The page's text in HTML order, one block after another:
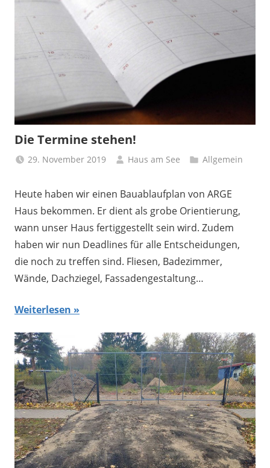
Die Termine stehen!
29. November 2019 Haus am See Allgemein
Heute haben wir einen Bauablaufplan von ARGE
Haus bekommen. Er dient als grobe Orientierung,
wann unser Haus fertiggestellt sein wird. Zudem
haben wir nun Deadlines für alle Entscheidungen,
die noch zu treffen sind. Fliesen, Badezimmer,
Wände, Dachziegel, Fassadengestaltung…
Weiterlesen